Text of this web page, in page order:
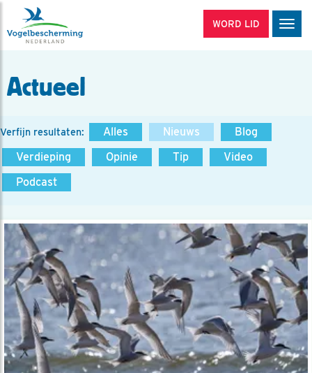
WORD LID
Actueel
Verfijn resultaten: Alles Nieuws
Blog
Verdieping
Opinie Tip
Video
Podcast